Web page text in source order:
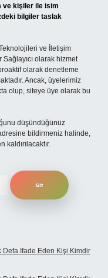
ve kişiler ile isim
bilgiler taslak
ve İletişim
Sağlayıcı olarak hizmet
olarak denetleme
Ancak, üyelerimiz
olup, siteye üye olarak bu
düşündüğünüz
bildirmeniz halinde,
Defa Ifade Eden Kişi Kimdir